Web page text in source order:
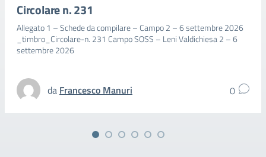
Circolare n. 231
Allegato 1 – Schede da compilare – Campo 2 – 6 settembre 2026
_timbro_Circolare-n. 231 Campo SOSS – Leni Valdichiesa 2 – 6
settembre 2026
da Francesco Manuri 0